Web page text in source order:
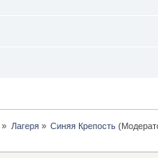
» Лагеря» Синяя Крепость